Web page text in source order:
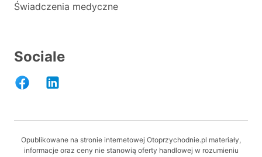
Świadczenia medyczne
Sociale
Opublikowane na stronie internetowej Otoprzychodnie.pl materiały,
informacje oraz ceny nie stanowią oferty handlowej w rozumieniu